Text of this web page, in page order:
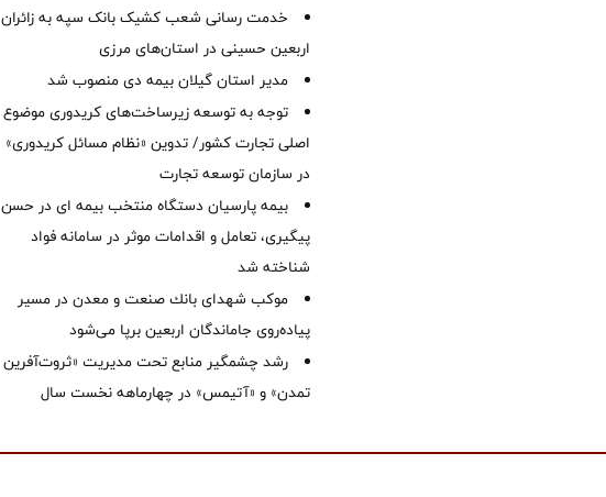
خدمت رسانی شعب کشیک بانک سپه به زائران
اربعین حسینی در استان‌‌های مرزی
‌مدیر استان گیلان بیمه دی منصوب شد
توجه به توسعه زیرساخت‌های کریدوری موضوع
اصلی تجارت کشور/ تدوین «نظام مسائل کریدوری»
در سازمان توسعه تجارت
بیمه پارسیان دستگاه منتخب بیمه ای در حسن
پیگیری، تعامل و اقدامات موثر در سامانه فواد
شناخته شد
موكب شهدای بانك صنعت و معدن در مسیر
پیاده‌روی جاماندگان اربعین برپا می‌شود
رشد چشمگیر منابع تحت مدیریت «ثروت‌آفرین
تمدن» و «آتیمس» در چهارماهه نخست سال